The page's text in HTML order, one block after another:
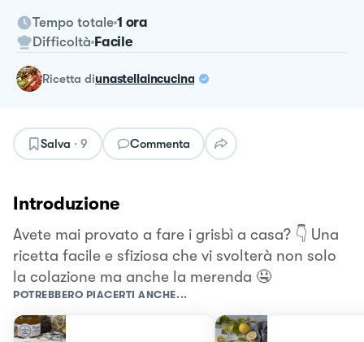
Tempo totale 1 ora
Difficoltà Facile
ricetta diunastellaincucina
Salva · 9 Commenta
Introduzione
Avete mai provato a fare i grisbì a casa? 👇 Una
ricetta facile e sfiziosa che vi svolterà non solo
la colazione ma anche la merenda 🤤
POTREBBERO PIACERTI ANCHE...